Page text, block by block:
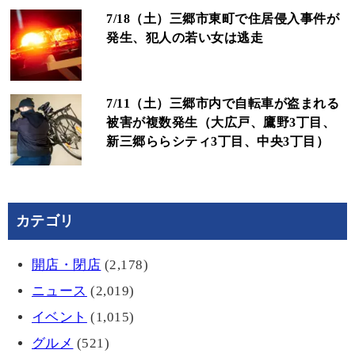
7/18（土）三郷市東町で住居侵入事件が
発生、犯人の若い女は逃走
7/11（土）三郷市内で自転車が盗まれる
被害が複数発生（大広戸、鷹野3丁目、
新三郷ららシティ3丁目、中央3丁目）
カテゴリ
開店・閉店 (2,178)
ニュース (2,019)
イベント (1,015)
グルメ (521)